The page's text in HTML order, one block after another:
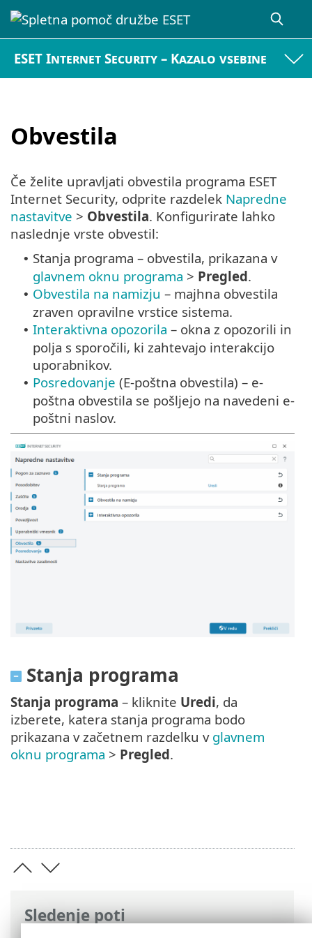
ESET Internet Security – Kazalo vsebine
Obvestila
Sledenje poti
Če želite upravljati obvestila programa ESET
Internet Security, odprite razdelek Napredne
nastavitve > Obvestila. Konfigurirate lahko
naslednje vrste obvestil:
• Stanja programa – obvestila, prikazana v
glavnem oknu programa > Pregled.
• Obvestila na namizju – majhna obvestila
zraven opravilne vrstice sistema.
• Interaktivna opozorila – okna z opozorili in
polja s sporočili, ki zahtevajo interakcijo
uporabnikov.
• Posredovanje (E-poštna obvestila) – e-
poštna obvestila se pošljejo na navedeni e-
poštni naslov.
Stanja programa
Stanja programa – kliknite Uredi, da
izberete, katera stanja programa bodo
prikazana v začetnem razdelku v glavnem
oknu programa > Pregled.